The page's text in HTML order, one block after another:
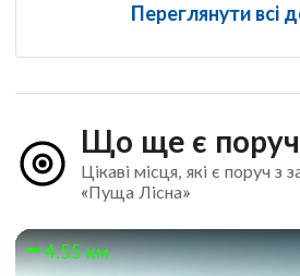
Переглянути всі
Що ще є поруч
Цікаві місця, які є поруч з
«Пуща Лісна»
4.55 км